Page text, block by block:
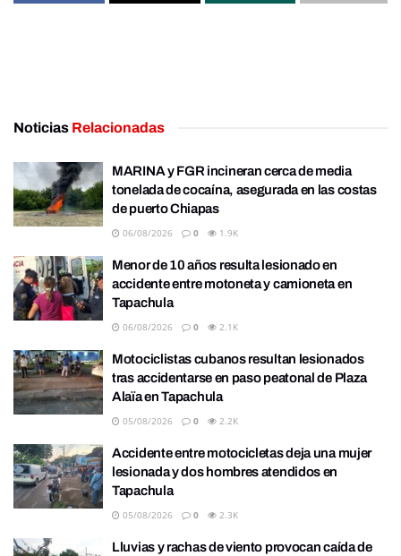
Noticias Relacionadas
MARINA y FGR incineran cerca de media
tonelada de cocaína, asegurada en las costas
de puerto Chiapas
06/08/2026 0 1.9K
Menor de 10 años resulta lesionado en
accidente entre motoneta y camioneta en
Tapachula
06/08/2026 0 2.1K
Motociclistas cubanos resultan lesionados
tras accidentarse en paso peatonal de Plaza
Alaïa en Tapachula
05/08/2026 0 2.2K
Accidente entre motocicletas deja una mujer
lesionada y dos hombres atendidos en
Tapachula
05/08/2026 0 2.3K
Lluvias y rachas de viento provocan caída de